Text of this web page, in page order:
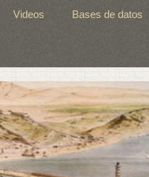
Videos Bases de datos